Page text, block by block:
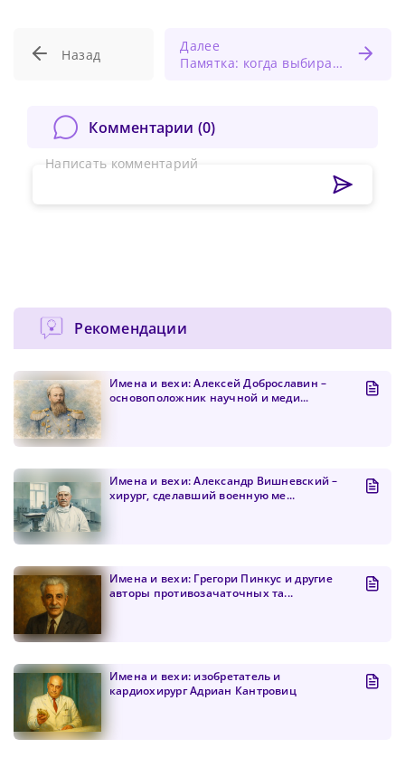
Назад
Далее
Памятка: когда выбирать К-КБК вместо ИПП?
Комментарии (0)
Написать комментарий
Рекомендации
Имена и вехи: Алексей Доброславин –
основоположник научной и меди...
Имена и вехи: Александр Вишневский –
хирург, сделавший военную ме...
Имена и вехи: Грегори Пинкус и другие
авторы противозачаточных та...
Имена и вехи: изобретатель и
кардиохирург Адриан Кантровиц